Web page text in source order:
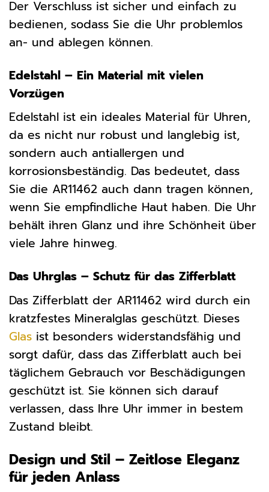
Der Verschluss ist sicher und einfach zu
bedienen, sodass Sie die Uhr problemlos
an- und ablegen können.
Edelstahl – Ein Material mit vielen
Vorzügen
Edelstahl ist ein ideales Material für Uhren,
da es nicht nur robust und langlebig ist,
sondern auch antiallergen und
korrosionsbeständig. Das bedeutet, dass
Sie die AR11462 auch dann tragen können,
wenn Sie empfindliche Haut haben. Die Uhr
behält ihren Glanz und ihre Schönheit über
viele Jahre hinweg.
Das Uhrglas – Schutz für das Zifferblatt
Das Zifferblatt der AR11462 wird durch ein
kratzfestes Mineralglas geschützt. Dieses
Glas ist besonders widerstandsfähig und
sorgt dafür, dass das Zifferblatt auch bei
täglichem Gebrauch vor Beschädigungen
geschützt ist. Sie können sich darauf
verlassen, dass Ihre Uhr immer in bestem
Zustand bleibt.
Design und Stil – Zeitlose Eleganz
für jeden Anlass